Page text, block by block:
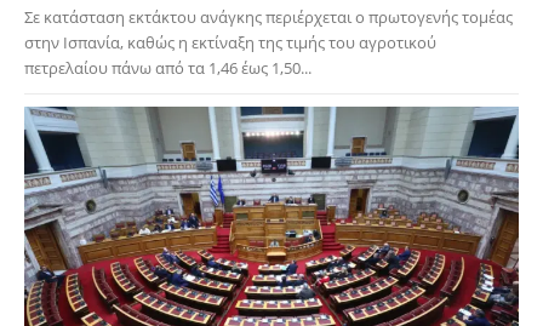
Σε κατάσταση εκτάκτου ανάγκης περιέρχεται ο πρωτογενής τομέας
στην Ισπανία, καθώς η εκτίναξη της τιμής του αγροτικού
πετρελαίου πάνω από τα 1,46 έως 1,50...